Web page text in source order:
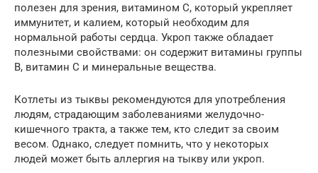
полезен для зрения, витамином С, который укрепляет
иммунитет, и калием, который необходим для
нормальной работы сердца. Укроп также обладает
полезными свойствами: он содержит витамины группы
В, витамин С и минеральные вещества.
Котлеты из тыквы рекомендуются для употребления
людям, страдающим заболеваниями желудочно-
кишечного тракта, а также тем, кто следит за своим
весом. Однако, следует помнить, что у некоторых
людей может быть аллергия на тыкву или укроп.